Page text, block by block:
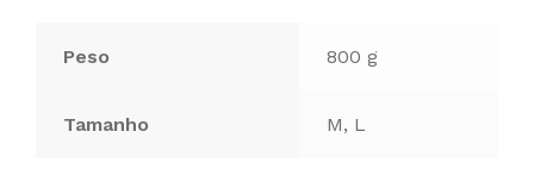
Peso 800 g
Tamanho M, L